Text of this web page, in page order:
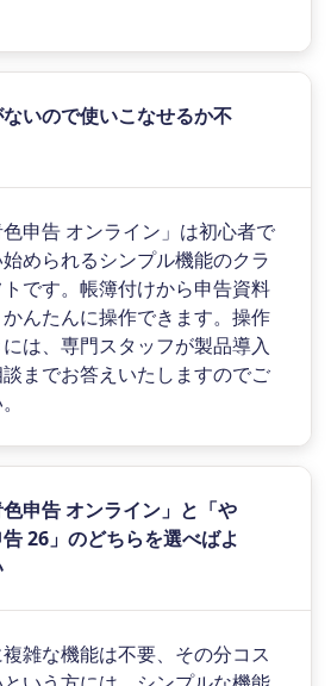
いので使いこなせるか不
色申告 オンライン」は初心者で
められるシンプル機能のクラ
です。帳簿付けから申告資料
んたんに操作できます。操作
は、専門スタッフが製品導入
までお答えいたしますのでご
色申告 オンライン」と「や
26」のどちらを選べばよ
雑な機能は不要、その分コス